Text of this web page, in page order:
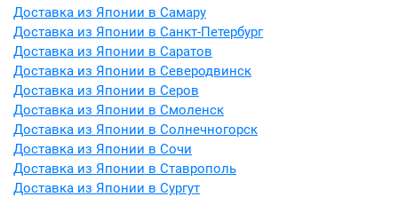
Доставка из Японии в Самару
Доставка из Японии в Санкт-Петербург
Доставка из Японии в Саратов
Доставка из Японии в Северодвинск
Доставка из Японии в Серов
Доставка из Японии в Смоленск
Доставка из Японии в Солнечногорск
Доставка из Японии в Сочи
Доставка из Японии в Ставрополь
Доставка из Японии в Сургут